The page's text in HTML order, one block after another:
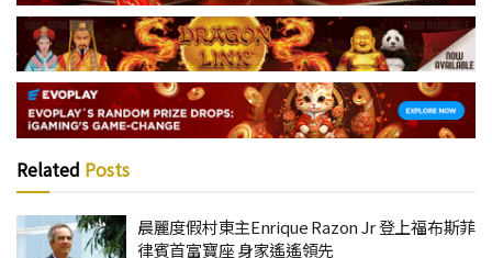
Related Posts
晨麗度假村東主Enrique Razon Jr 登上福布斯菲
律賓首富寶座 身家遙遙領先